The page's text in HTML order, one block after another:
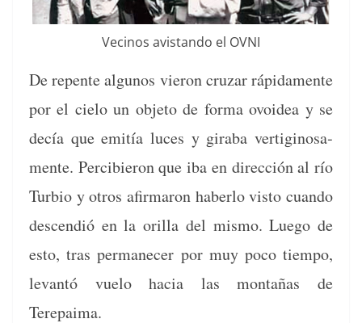
Veci­nos avi­s­tan­do el OVNI
De repente algunos vieron cruzar ráp­i­da­mente
por el cielo un obje­to de for­ma ovoidea y se
decía que emitía luces y gira­ba ver­tig­i­nosa­
mente. Percibieron que iba en direc­ción al río
Tur­bio y otros afir­maron haber­lo vis­to cuan­do
descendió en la oril­la del mis­mo. Luego de
esto, tras per­manecer por muy poco tiem­po,
lev­an­tó vue­lo hacia las mon­tañas de
Terepaima.